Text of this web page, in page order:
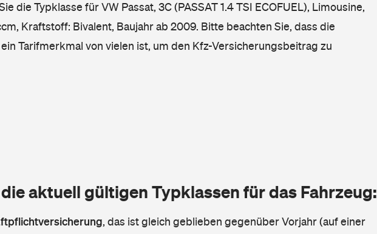
die Typklasse für VW Passat, 3C (PASSAT 1.4 TSI ECOFUEL), Limousine,
Kraftstoff: Bivalent, Baujahr ab 2009. Bitte beachten Sie, dass die
Tarifmerkmal von vielen ist, um den Kfz-Versicherungsbeitrag zu
aktuell gültigen Typklassen für das Fahrzeug:
, das ist gleich geblieben gegenüber Vorjahr (auf einer